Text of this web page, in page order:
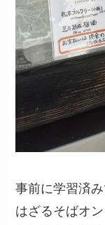
事前に学習済
はざるそばオン